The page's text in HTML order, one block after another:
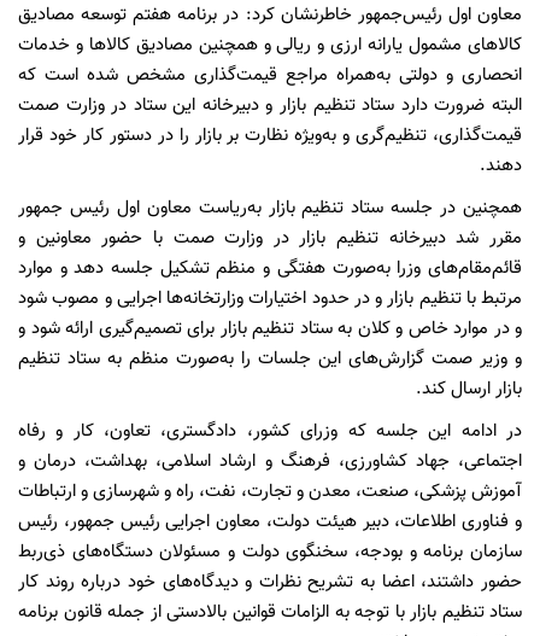
معاون اول رئیس‌جمهور خاطرنشان کرد: در برنامه هفتم توسعه مصادیق
کالاهای مشمول یارانه ارزی و ریالی و همچنین مصادیق کالاها و خدمات
انحصاری و دولتی به‌همراه مراجع قیمت‌گذاری مشخص شده است که
البته ضرورت دارد ستاد تنظیم بازار و دبیرخانه این ستاد در وزارت صمت
قیمت‌گذاری، تنظیم‌گری و به‌ویژه نظارت بر بازار را در دستور کار خود قرار
دهند.
همچنین در جلسه ستاد تنظیم بازار به‌ریاست معاون اول رئیس جمهور
مقرر شد دبیرخانه تنظیم بازار در وزارت صمت با حضور معاونین و
قائم‌مقام‌های وزرا به‌صورت هفتگی و منظم تشکیل جلسه دهد و موارد
مرتبط با تنظیم بازار و در حدود اختیارات وزارتخانه‌ها اجرایی و مصوب شود
و در موارد خاص و کلان به ستاد تنظیم بازار برای تصمیم‌گیری ارائه شود و
و وزیر صمت گزارش‌های این جلسات را به‌صورت منظم به ستاد تنظیم
بازار ارسال کند.
در ادامه این جلسه که وزرای کشور، دادگستری، تعاون، کار و رفاه
اجتماعی، جهاد کشاورزی، فرهنگ و ارشاد اسلامی، بهداشت، درمان و
آموزش پزشکی، صنعت، معدن و تجارت، نفت، راه و شهرسازی و ارتباطات
و فناوری اطلاعات، دبیر هیئت دولت، معاون اجرایی رئیس جمهور، رئیس
سازمان برنامه و بودجه، سخنگوی دولت و مسئولان دستگاه‌های ذی‌ربط
حضور داشتند، اعضا به تشریح نظرات و دیدگاه‌های خود درباره روند کار
ستاد تنظیم بازار با توجه به الزامات قوانین بالادستی از جمله قانون برنامه